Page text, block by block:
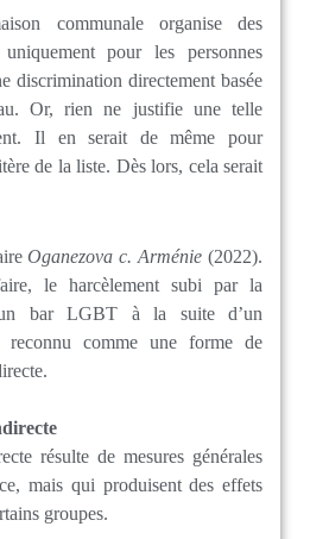
communale organise des
uniquement pour les personnes
discrimination directement basée
Or, rien ne justifie une telle
Il en serait de même pour
de la liste. Dès lors, cela serait
Oganezova c. Arménie (2022).
le harcèlement subi par la
bar LGBT à la suite d’un
reconnu comme une forme de
résulte de mesures générales
mais qui produisent des effets
groupes.